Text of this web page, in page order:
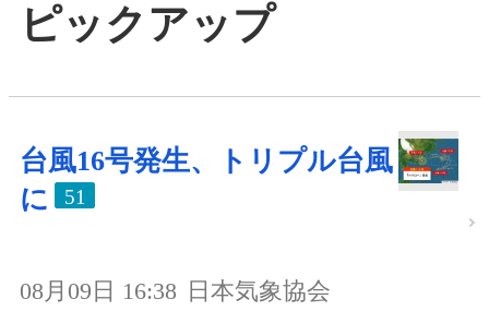
ピックアップ
台風16号発生、トリプル台風
に
51
08月09日 16:38 日本気象協会